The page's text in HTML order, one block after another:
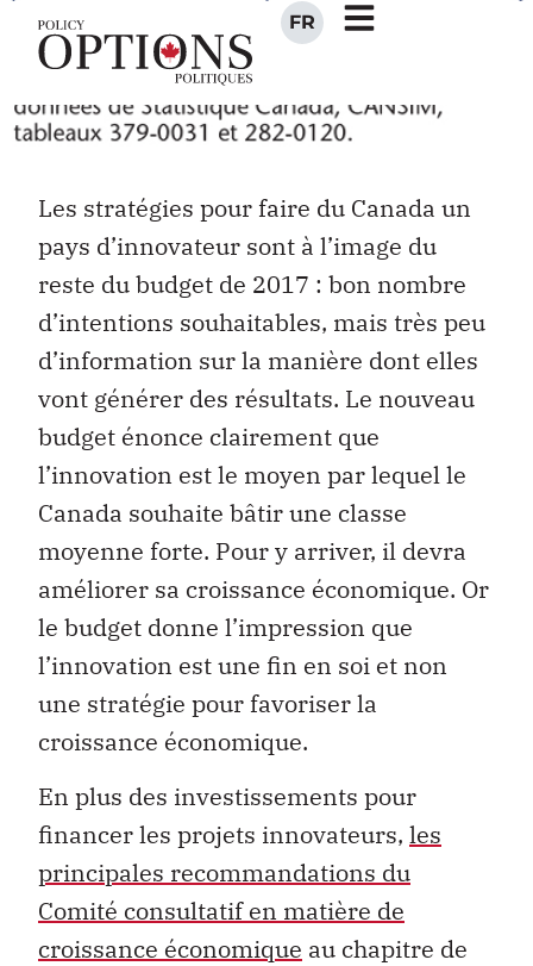
Les stratégies pour faire du Canada un
pays d’innovateur sont à l’image du
reste du budget de 2017 : bon nombre
d’intentions souhaitables, mais très peu
d’information sur la manière dont elles
vont générer des résultats. Le nouveau
budget énonce clairement que
l’innovation est le moyen par lequel le
Canada souhaite bâtir une classe
moyenne forte. Pour y arriver, il devra
améliorer sa croissance économique. Or
le budget donne l’impression que
l’innovation est une fin en soi et non
une stratégie pour favoriser la
croissance économique.
En plus des investissements pour
financer les projets innovateurs, les
principales recommandations du
Comité consultatif en matière de
croissance économique au chapitre de